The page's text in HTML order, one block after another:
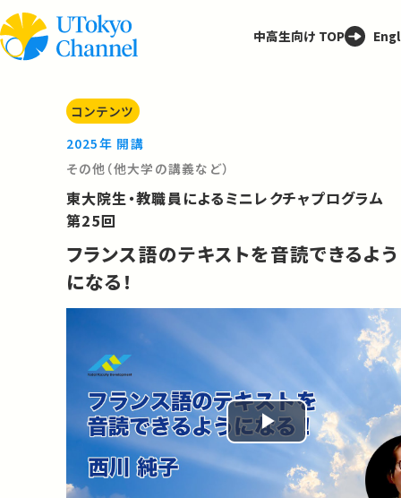
中高生向け TOP
コンテンツ
2025年 開講
その他（他大学の講義など）
東大院生・教職員によるミニレクチャプログラム
第25回
フランス語のテキストを音読できるよう
になる！
Play
Video